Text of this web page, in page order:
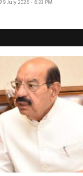
9 July 2026 - 6:33 PM